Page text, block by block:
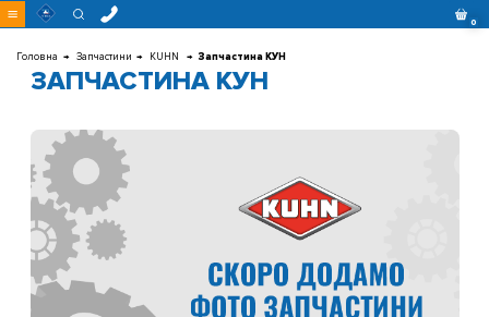
Перейти
до 0
Головна Запчастини KUHN Запчастина КУН
ЗАПЧАСТИНА КУН